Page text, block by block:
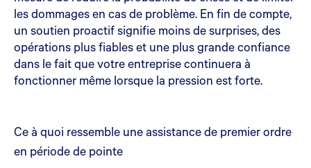
les dommages en cas de problème. En fin de compte,
un soutien proactif signifie moins de surprises, des
opérations plus fiables et une plus grande confiance
dans le fait que votre entreprise continuera à
fonctionner même lorsque la pression est forte.
Ce à quoi ressemble une assistance de premier ordre
en période de pointe